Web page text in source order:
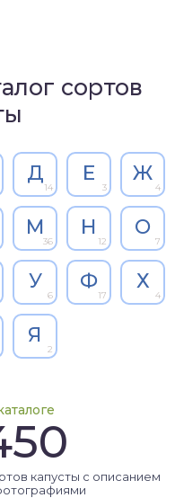
сортов
Д
14
Е
3
Ж
4
М
36
Н
12
О
7
У
6
Ф
17
Х
4
Я
2
капусты с описанием